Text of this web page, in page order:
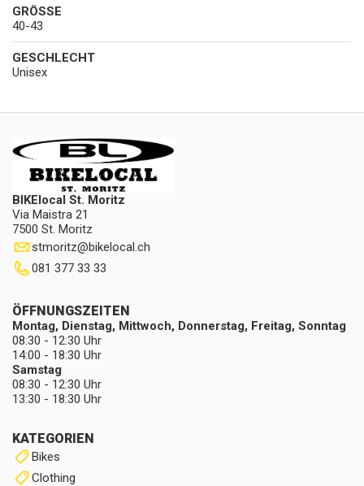
GRÖSSE
40-43
GESCHLECHT
Unisex
BIKElocal St. Moritz
Via Maistra 21
7500 St. Moritz
stmoritz@bikelocal.ch
081 377 33 33
KATEGORIEN
Bikes
Clothing
ÖFFNUNGSZEITEN
Montag, Dienstag, Mittwoch, Donnerstag, Freitag, Sonntag
08:30 - 12:30 Uhr
14:00 - 18:30 Uhr
Samstag
08:30 - 12:30 Uhr
13:30 - 18:30 Uhr